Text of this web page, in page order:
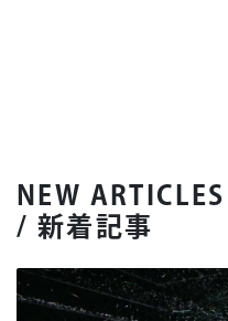
NEW ARTICLES
/ 新着記事